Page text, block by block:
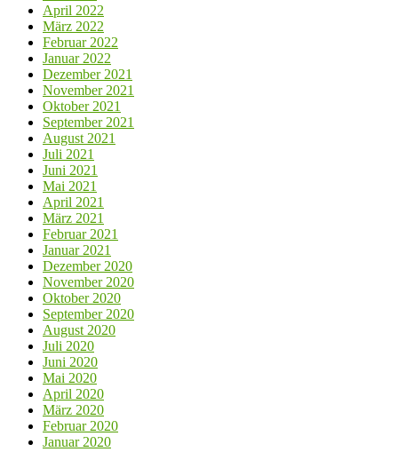
April 2022
März 2022
Februar 2022
Januar 2022
Dezember 2021
November 2021
Oktober 2021
September 2021
August 2021
Juli 2021
Juni 2021
Mai 2021
April 2021
März 2021
Februar 2021
Januar 2021
Dezember 2020
November 2020
Oktober 2020
September 2020
August 2020
Juli 2020
Juni 2020
Mai 2020
April 2020
März 2020
Februar 2020
Januar 2020